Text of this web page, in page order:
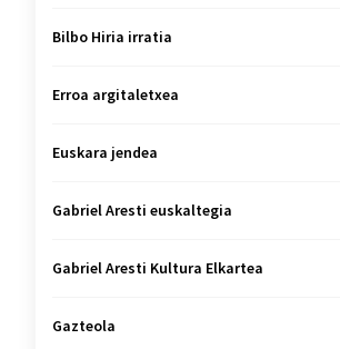
Bilbo Hiria irratia
Erroa argitaletxea
Euskara jendea
Gabriel Aresti euskaltegia
Gabriel Aresti Kultura Elkartea
Gazteola